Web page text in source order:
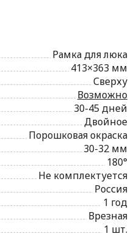
Рамка для люка
413×363 мм
Сверху
Возможно
30-45 дней
Двойное
Порошковая окраска
30-32 мм
180°
Не комплектуется
Россия
1 год
Врезная
1 шт.